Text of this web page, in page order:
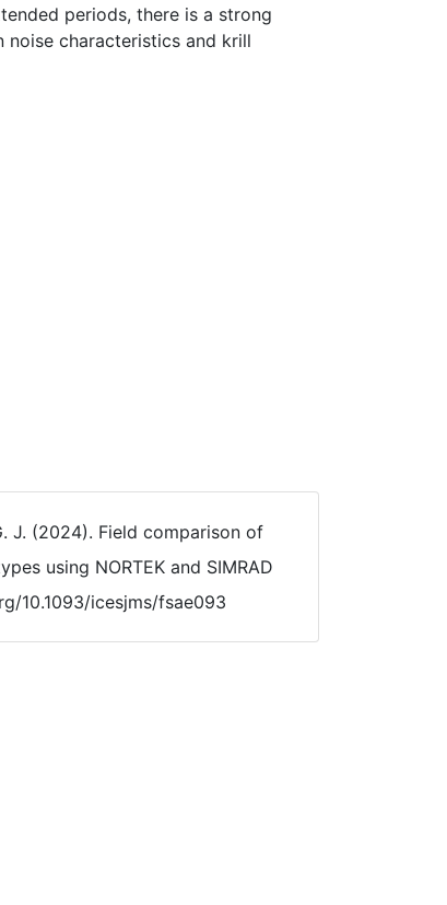
periods, there is a strong
characteristics and krill
J. (2024). Field comparison of
using NORTEK and SIMRAD
10.1093/icesjms/fsae093